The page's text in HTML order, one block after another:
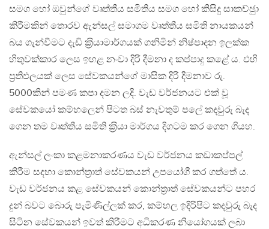
සමග හෝ ඔවුන්ගේ වෘත්තීය සමිතිය සමග හෝ කිසිදු සාකච්ඡුා
කිරීමකින් තොරව ඇන්සල් සමාගම වෘත්තීය සමිති නායකයන්
බය ගැන්වීමට දැඩි ක‍්‍රියාමාර්ගයක් ගනිමින් නිෂ්පාදන ඉලක්ක
හිතුවක්කාර ලෙස ඉහළ නංවා දිරි දීමනා ද කප්පාදු කළේ ය. එහි
ප‍්‍රතිඵලයක් ලෙස සේවකයන්ගේ මාසික දිරි දීමනාව රු.
5000කින් පමණ කපා දමන ලදි. වැඩ වර්ජනයට එක් වූ
සේවකයෝ කම්හලෙන් පිටත බස් නැවතුම් පලේ කදවුරු බැද
ගෙන තම වෘත්තීය සමිති ක‍්‍රියා මාර්ගය දිගටම කර ගෙන ගියහ.
ඇන්සල් ලංකා කළමනාකරණය වැඩ වර්ජනය කඩාකප්පල්
කිරීම සදහා කොන්ත‍්‍රාත් සේවකයන් උපයෝගී කර ගත්තේ ය.
වැඩ වර්ජනය කළ සේවකයන් කොන්ත‍්‍රාත් සේවකයන්ට පහර
දුන් බවට බොරු පැමිණිල්ලක් කර, කම්හල ඉදිරිපිට කදවුරු බැද
සිටින සේවකයන් ඉවත් කිරීමට අධිකරණ නියෝගයක් ලබා